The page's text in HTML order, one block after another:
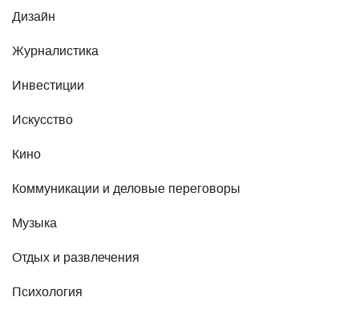
Дизайн
Журналистика
Инвестиции
Искусство
Кино
Коммуникации и деловые переговоры
Музыка
Отдых и развлечения
Психология